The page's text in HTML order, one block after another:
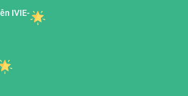
IVIE-